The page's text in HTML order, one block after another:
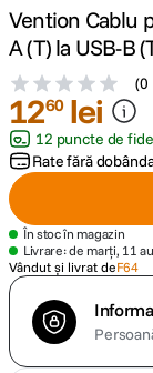
trepied
4. peak
5. canon
7. sony fx
8. card
Vention Cablu
A (T) la USB-B
(0
1260 lei
12 puncte de
Rate fără
În stoc în magazin
Livrare: de marți, 11
Vândut și livrat deF64